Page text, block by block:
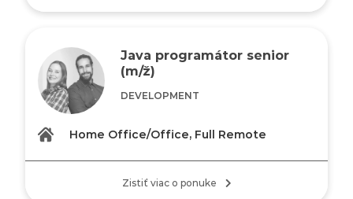
Java programátor senior
(m/ž)
DEVELOPMENT
Home Office/Office, Full Remote
Zistiť viac o ponuke